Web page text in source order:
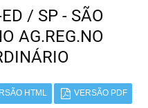
/ SP - SÃO
AG.REG.NO
HTML VERSÃO PDF